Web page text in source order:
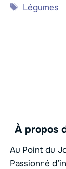
Étiquettes
Légumes
À propos
Au Point du
Passionné